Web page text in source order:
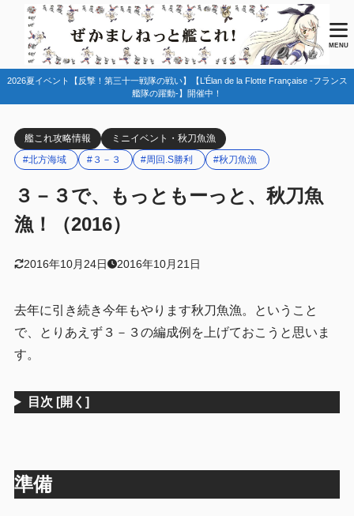
MENU
2026夏イベント【反撃！第三十一戦隊の戦い】【L’Élan de la Flotte Française -フランス
艦隊の躍動-】開催中！
艦これ攻略情報
ミニイベント・秋刀魚漁
#北方海域
#３－３ #周回.S勝利 #秋刀魚漁
３－３で、もっともーっと、秋刀魚
漁！（2016）
2016年10月24日 2016年10月21日
去年に引き続き今年もやります秋刀魚漁。ということ
で、とりあえず３－３の編成例を上げておこうと思いま
す。
目次 [開く]
準備
目次
1
2.1 ３－２での秋刀魚漁も可能。
まとめ